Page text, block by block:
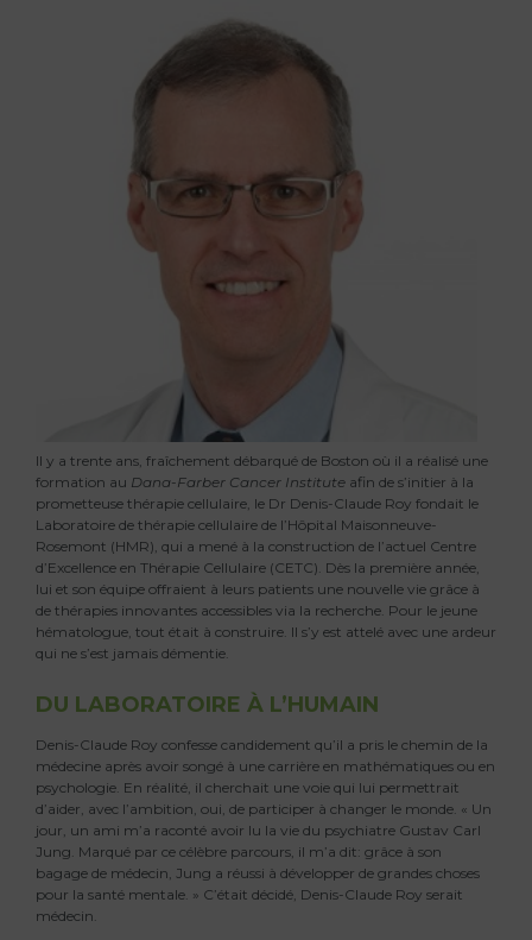
Il y a trente ans, fraîchement débarqué de Boston où il a réalisé une
formation au Dana-Farber Cancer Institute afin de s’initier à la
prometteuse thérapie cellulaire, le Dr Denis-Claude Roy fondait le
Laboratoire de thérapie cellulaire de l’Hôpital Maisonneuve-
Rosemont (HMR), qui a mené à la construction de l’actuel Centre
d’Excellence en Thérapie Cellulaire (CETC). Dès la première année,
lui et son équipe offraient à leurs patients une nouvelle vie grâce à
de thérapies innovantes accessibles via la recherche. Pour le jeune
hématologue, tout était à construire. Il s’y est attelé avec une ardeur
qui ne s’est jamais démentie.
DU LABORATOIRE À L’HUMAIN
Denis-Claude Roy confesse candidement qu’il a pris le chemin de la
médecine après avoir songé à une carrière en mathématiques ou en
psychologie. En réalité, il cherchait une voie qui lui permettrait
d’aider, avec l’ambition, oui, de participer à changer le monde. « Un
jour, un ami m’a raconté avoir lu la vie du psychiatre Gustav Carl
Jung. Marqué par ce célèbre parcours, il m’a dit: grâce à son
bagage de médecin, Jung a réussi à développer de grandes choses
pour la santé mentale. » C’était décidé, Denis-Claude Roy serait
médecin.